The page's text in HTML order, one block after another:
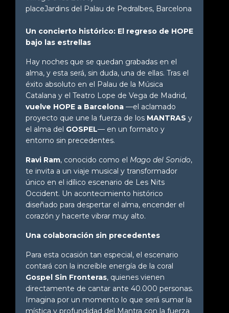
placeJardins del Palau de Pedralbes, Barcelona
Un concierto histórico: El regreso de HOPE
bajo las estrellas
Hay noches que se quedan grabadas en el
alma, y esta será, sin duda, una de ellas. Tras el
éxito absoluto en el Palau de la Música
Catalana y el Teatro Lope de Vega de Madrid,
vuelve HOPE a Barcelona —el aclamado
proyecto que une la fuerza de los MANTRAS y
el alma del GOSPEL— en un formato y
entorno sin precedentes.
Ravi Ram, conocido como el Mago del Sonido,
te invita a un viaje musical y transformador
único en el idílico escenario de Les Nits
Occident. Un acontecimiento histórico
diseñado para despertar el alma, encender el
corazón y hacerte vibrar muy alto.
Una colaboración sin precedentes
Para esta ocasión tan especial, el escenario
contará con la increíble energía de la coral
Gospel Sin Fronteras, quienes vienen
directamente de cantar ante 40.000 personas.
Imagina por un momento lo que será sumar la
mística y profundidad del Mantra con la fuerza